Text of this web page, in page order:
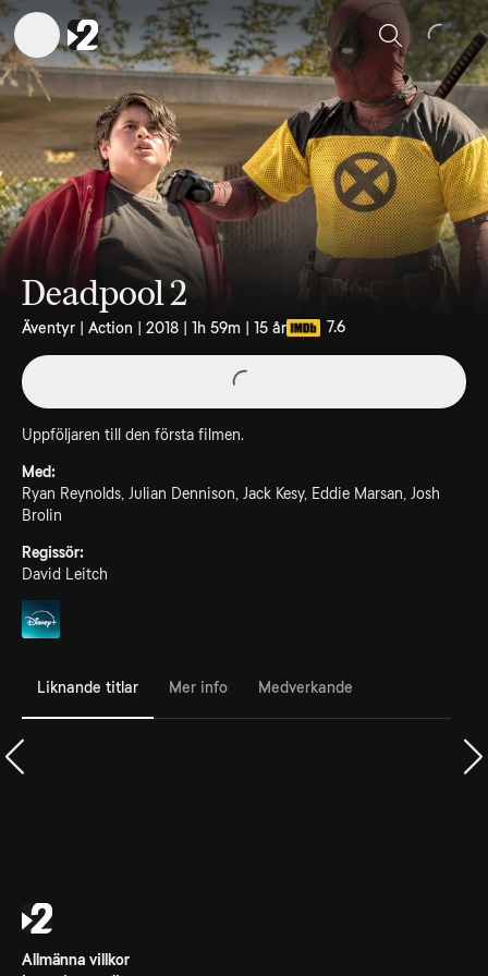
Sök
Deadpool 2
Äventyr | Action | 2018 | 1h 59m | 15 år 7.6
Uppföljaren till den första filmen.
Med:
Ryan Reynolds, Julian Dennison, Jack Kesy, Eddie Marsan, Josh
Brolin
Regissör:
David Leitch
Liknande titlar Mer info Medverkande
Allmänna villkor